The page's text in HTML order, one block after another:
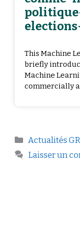
This Machine
briefly
Machine
commercially
Actualités
Laisser un